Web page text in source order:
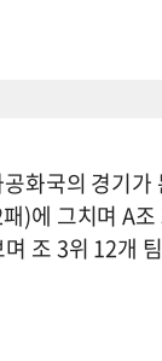
화국의 경기가
)에 그치며 A
조 3위 12개